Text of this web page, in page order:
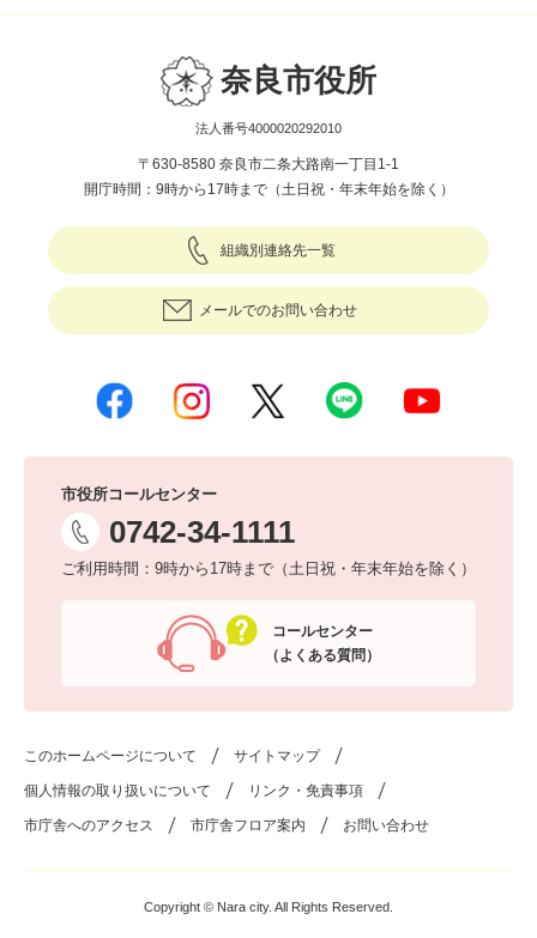
奈良市役所
法人番号4000020292010
〒630-8580 奈良市二条大路南一丁目1-1
開庁時間：9時から17時まで（土日祝・年末年始を除く）
組織別連絡先一覧
メールでのお問い合わせ
市役所コールセンター
0742-34-1111
ご利用時間：9時から17時まで（土日祝・年末年始を除く）
コールセンター
（よくある質問）
このホームページについて サイトマップ
個人情報の取り扱いについて リンク・免責事項
市庁舎へのアクセス 市庁舎フロア案内 お問い合わせ
Copyright © Nara city. All Rights Reserved.